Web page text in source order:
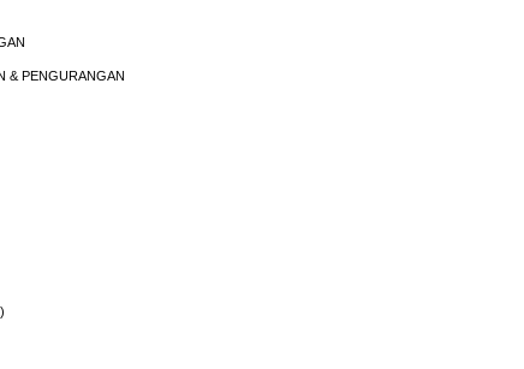
PENGURANGAN